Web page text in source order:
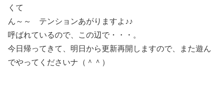
くて
ん～～ テンションあがりますよ♪♪
呼ばれているので、この辺で・・・。
今日帰ってきて、明日から更新再開しますので、また遊ん
でやってくださいナ（＾＾）